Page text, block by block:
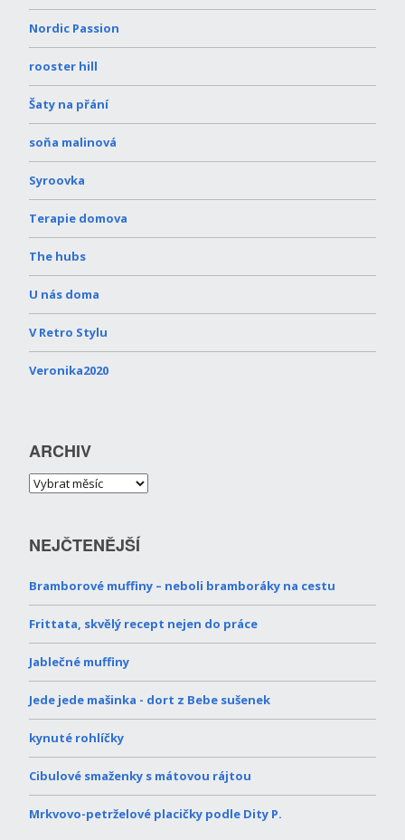
Nordic Passion
rooster hill
Šaty na přání
soňa malinová
Syroovka
Terapie domova
The hubs
U nás doma
V Retro Stylu
Veronika2020
ARCHIV
NEJČTENĚJŠÍ
Bramborové muffiny – neboli bramboráky na cestu
Frittata, skvělý recept nejen do práce
Jablečné muffiny
Jede jede mašinka - dort z Bebe sušenek
kynuté rohlíčky
Cibulové smaženky s mátovou rájtou
Mrkvovo-petrželové placičky podle Dity P.